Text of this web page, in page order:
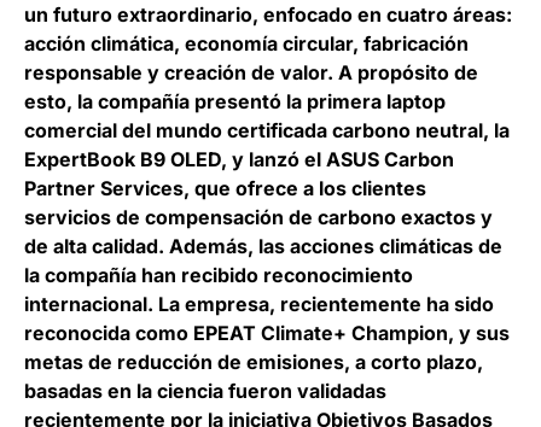
un futuro extraordinario, enfocado en cuatro áreas:
acción climática, economía circular, fabricación
responsable y creación de valor. A propósito de
esto, la compañía presentó la primera laptop
comercial del mundo certificada carbono neutral, la
ExpertBook B9 OLED, y lanzó el ASUS Carbon
Partner Services, que ofrece a los clientes
servicios de compensación de carbono exactos y
de alta calidad. Además, las acciones climáticas de
la compañía han recibido reconocimiento
internacional. La empresa, recientemente ha sido
reconocida como EPEAT Climate+ Champion, y sus
metas de reducción de emisiones, a corto plazo,
basadas en la ciencia fueron validadas
recientemente por la iniciativa Objetivos Basados